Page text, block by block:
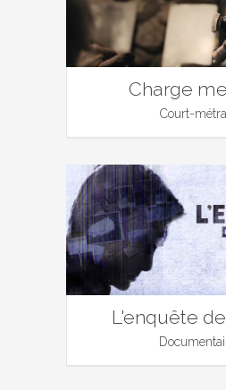
Charge
Court-
L'enquête